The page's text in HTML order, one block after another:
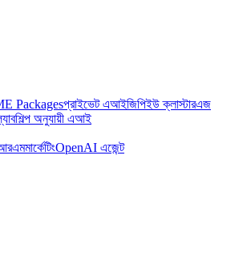
Packagesপ্রাইভেট এআইজিপিইউ ক্লাস্টারএজ
শিল্প অনুযায়ী এআই
মার্কেটিংOpenAI এজেন্ট